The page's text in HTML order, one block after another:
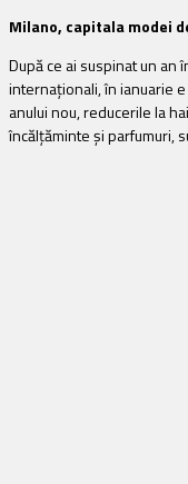
Milano, capitala modei
După ce ai suspinat un
internaționali, în ianuarie
anului nou, reducerile la
încălţăminte şi parfumuri,